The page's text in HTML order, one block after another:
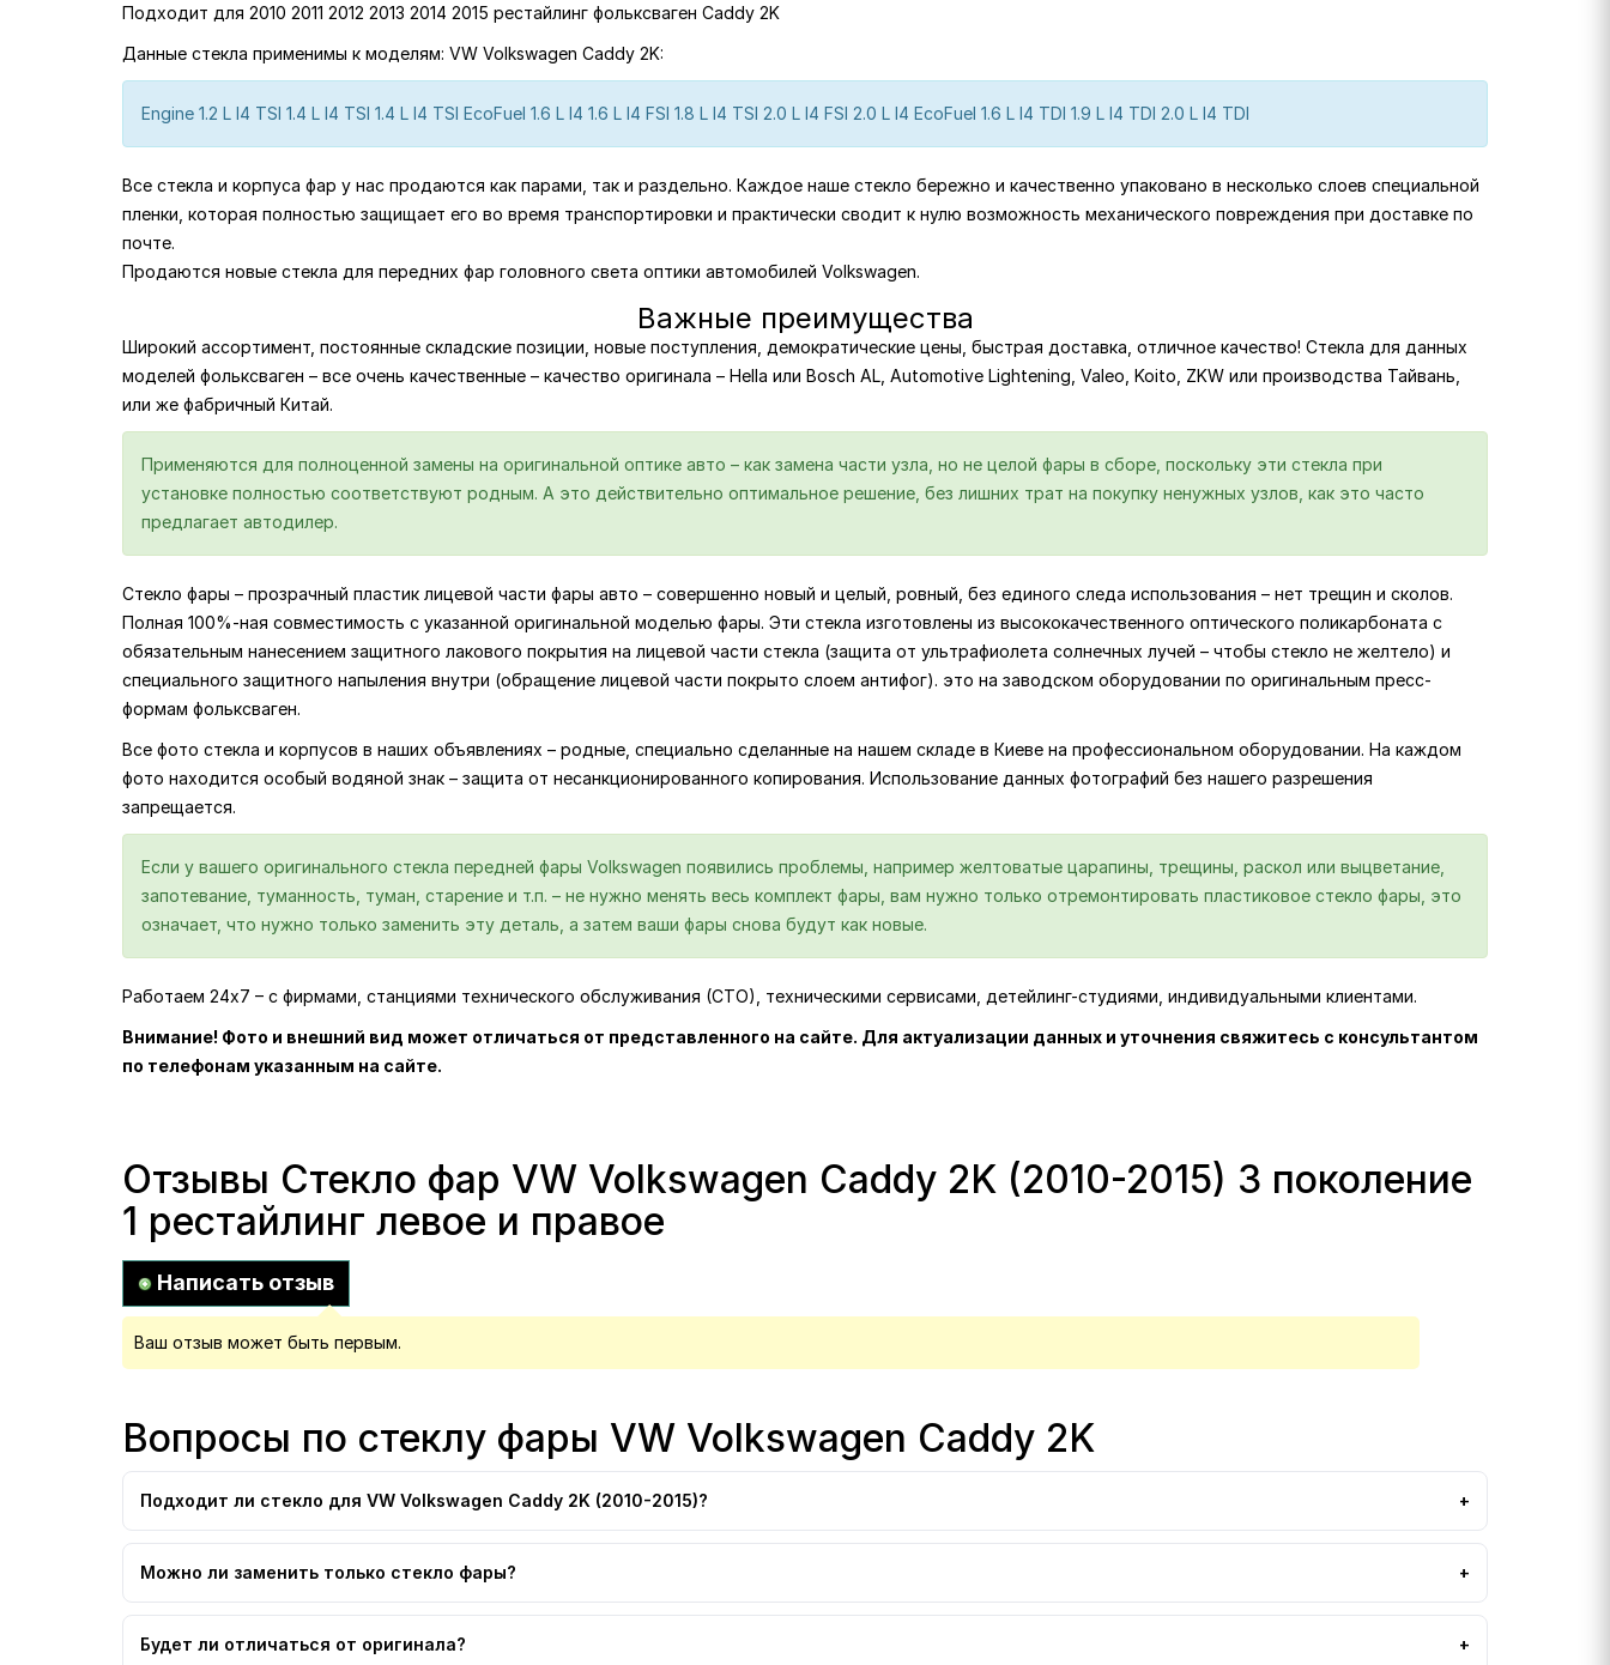
Подходит для 2010 2011 2012 2013 2014 2015 рестайлинг фольксваген Caddy 2K
Данные стекла применимы к моделям: VW Volkswagen Caddy 2K:
Engine 1.2 L I4 TSI 1.4 L I4 TSI 1.4 L I4 TSI EcoFuel 1.6 L I4 1.6 L I4 FSI 1.8 L I4 TSI 2.0 L I4 FSI 2.0 L I4 EcoFuel 1.6 L I4 TDI 1.9 L I4 TDI 2.0 L I4 TDI
Все стекла и корпуса фар у нас продаются как парами, так и раздельно. Каждое наше стекло бережно и качественно упаковано в несколько слоев специальной
пленки, которая полностью защищает его во время транспортировки и практически сводит к нулю возможность механического повреждения при доставке по
почте.
Продаются новые стекла для передних фар головного света оптики автомобилей Volkswagen.
Важные преимущества
Широкий ассортимент, постоянные складские позиции, новые поступления, демократические цены, быстрая доставка, отличное качество! Стекла для данных
моделей фольксваген – все очень качественные – качество оригинала – Hella или Bosch AL, Automotive Lightening, Valeo, Koito, ZKW или производства Тайвань,
или же фабричный Китай.
Применяются для полноценной замены на оригинальной оптике авто – как замена части узла, но не целой фары в сборе, поскольку эти стекла при
установке полностью соответствуют родным. А это действительно оптимальное решение, без лишних трат на покупку ненужных узлов, как это часто
предлагает автодилер.
Стекло фары – прозрачный пластик лицевой части фары авто – совершенно новый и целый, ровный, без единого следа использования – нет трещин и сколов.
Полная 100%-ная совместимость с указанной оригинальной моделью фары. Эти стекла изготовлены из высококачественного оптического поликарбоната с
обязательным нанесением защитного лакового покрытия на лицевой части стекла (защита от ультрафиолета солнечных лучей – чтобы стекло не желтело) и
специального защитного напыления внутри (обращение лицевой части покрыто слоем антифог). это на заводском оборудовании по оригинальным пресс-
формам фольксваген.
Все фото стекла и корпусов в наших объявлениях – родные, специально сделанные на нашем складе в Киеве на профессиональном оборудовании. На каждом
фото находится особый водяной знак – защита от несанкционированного копирования. Использование данных фотографий без нашего разрешения
запрещается.
Если у вашего оригинального стекла передней фары Volkswagen появились проблемы, например желтоватые царапины, трещины, раскол или выцветание,
запотевание, туманность, туман, старение и т.п. – не нужно менять весь комплект фары, вам нужно только отремонтировать пластиковое стекло фары, это
означает, что нужно только заменить эту деталь, а затем ваши фары снова будут как новые.
Работаем 24х7 – с фирмами, станциями технического обслуживания (СТО), техническими сервисами, детейлинг-студиями, индивидуальными клиентами.
Внимание! Фото и внешний вид может отличаться от представленного на сайте. Для актуализации данных и уточнения свяжитесь с консультантом
по телефонам указанным на сайте.
Отзывы Стекло фар VW Volkswagen Caddy 2K (2010-2015) 3 поколение
1 рестайлинг левое и правое
Написать отзыв
Ваш отзыв может быть первым.
Вопросы по стеклу фары VW Volkswagen Caddy 2K
Подходит ли стекло для VW Volkswagen Caddy 2K (2010-2015)?
Можно ли заменить только стекло фары?
Будет ли отличаться от оригинала?